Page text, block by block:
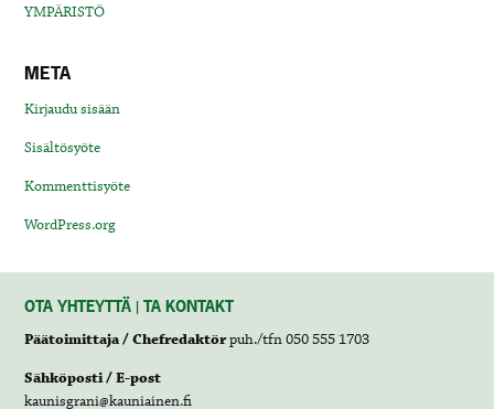
YMPÄRISTÖ
META
Kirjaudu sisään
Sisältösyöte
Kommenttisyöte
WordPress.org
OTA YHTEYTTÄ | TA KONTAKT
Päätoimittaja / Chefredaktörpuh./tfn 050 555 1703
Sähköposti / E-post
kaunisgrani@kauniainen.fi